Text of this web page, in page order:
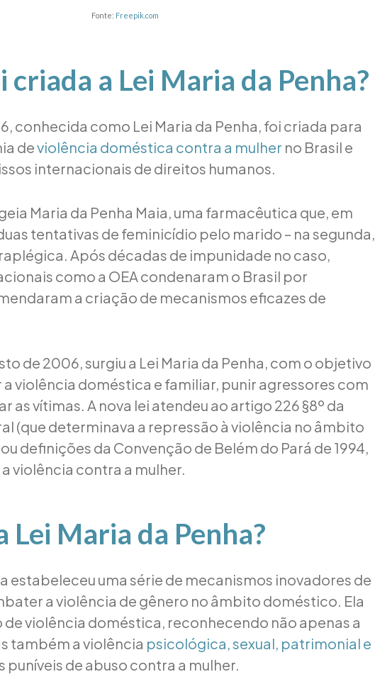
Fonte: Freepik.com
criada a Lei Maria da Penha?
conhecida como Lei Maria da Penha, foi criada para
deviolência doméstica contra a mulher no Brasil e
internacionais de direitos humanos.
Maria da Penha Maia, uma farmacêutica que, em
tentativas de feminicídio pelo marido – na segunda,
Após décadas de impunidade no caso,
como a OEA condenaram o Brasil por
a criação de mecanismos eficazes de
de 2006, surgiu a Lei Maria da Penha, com o objetivo
violência doméstica e familiar, punir agressores com
as vítimas. A nova lei atendeu ao artigo 226 §8º da
(que determinava a repressão à violência no âmbito
definições da Convenção de Belém do Pará de 1994,
violência contra a mulher.
Lei Maria da Penha?
estabeleceu uma série de mecanismos inovadores de
a violência de gênero no âmbito doméstico. Ela
violência doméstica, reconhecendo não apenas a
também a violência psicológica, sexual, patrimonial e
puníveis de abuso contra a mulher.